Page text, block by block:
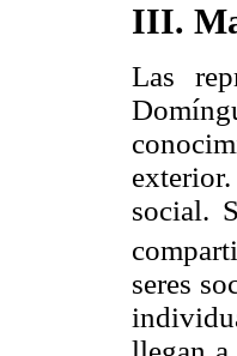
III.
Las
social.
seres